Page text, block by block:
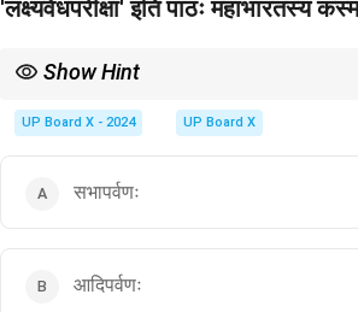
'लक्ष्यवेधपरीक्षा' इति पाठः महाभारतस्य
Show Hint
जानना महत्वपूर्ण है।
UP Board X - 2024 UP Board X
सभापर्वणः
आदिपर्वणः